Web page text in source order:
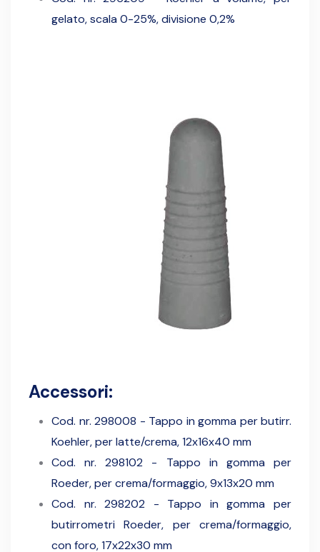
gelato, scala 0-25%, divisione 0,2%
Accessori:
Cod. nr. 298008 - Tappo in gomma per butirr.
Koehler, per latte/crema, 12x16x40 mm
Cod. nr. 298102 - Tappo in gomma per
Roeder, per crema/formaggio, 9x13x20 mm
Cod. nr. 298202 - Tappo in gomma per
butirrometri Roeder, per crema/formaggio,
con foro, 17x22x30 mm